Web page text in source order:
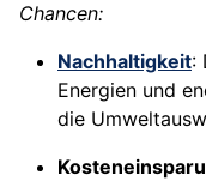
Chancen:
Nachhaltigkeit:
Energien und
die